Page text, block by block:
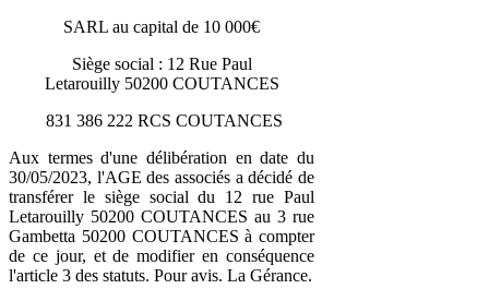
SARL au capital de 10 000€
Siège social : 12 Rue Paul
Letarouilly 50200 COUTANCES
831 386 222 RCS COUTANCES
Aux termes d'une délibération en date du
30/05/2023, l'AGE des associés a décidé de
transférer le siège social du 12 rue Paul
Letarouilly 50200 COUTANCES au 3 rue
Gambetta 50200 COUTANCES à compter
de ce jour, et de modifier en conséquence
l'article 3 des statuts. Pour avis. La Gérance.